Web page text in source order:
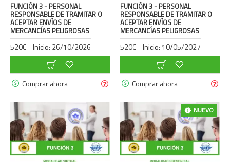
FUNCIÓN 3 - PERSONAL
RESPONSABLE DE TRAMITAR O
ACEPTAR ENVÍOS DE
MERCANCÍAS PELIGROSAS
520€ - Inicio: 26/10/2026
Comprar ahora
FUNCIÓN 3 - PERSONAL
RESPONSABLE DE TRAMITAR O
ACEPTAR ENVÍOS DE
MERCANCÍAS PELIGROSAS
520€ - Inicio: 10/05/2027
Comprar ahora
NUEVO